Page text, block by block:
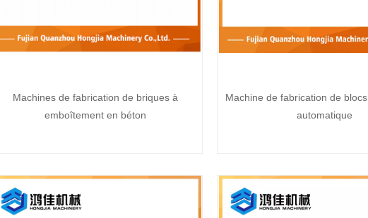
Machines de fabrication de briques à
emboîtement en béton
Machine de fabrication de
automatique